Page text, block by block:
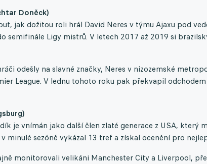
Doněck)
jak dožitou roli hrál David Neres v týmu Ajaxu pod
semifinále Ligy mistrů. V letech 2017 až 2019 si
odešly na slavné značky, Neres v nizozemské
League. V lednu tohoto roku pak překvapil
je vnímán jako další člen zlaté generace z USA, který
v minulé sezóně vykázal 13 tref a získal ocenění pro
monitorovali velikáni Manchester City a Liverpool,